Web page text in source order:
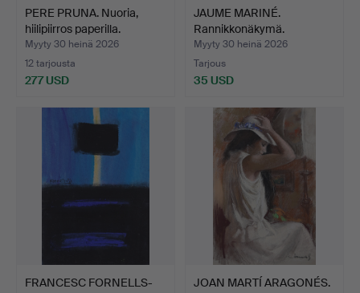
PERE PRUNA. Nuoria,
hiilipiirros paperilla.
Myyty 30 heinä 2026
12 tarjousta
277 USD
JAUME MARINÉ.
Rannikkonäkymä.
Myyty 30 heinä 2026
Tarjous
35 USD
FRANCESC FORNELLS-
JOAN MARTÍ ARAGONÉS.